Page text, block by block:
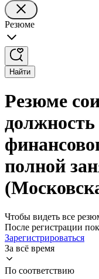
Резюме
Найти
Резюме
полной
Чтобы видеть все
После регистрации
Зарегистрироваться
За всё время
По соответствию